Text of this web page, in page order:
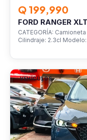
Q 199,990
FORD RANGER
CATEGORÍA:
Cilindraje: 2.3cl
VEHÍCULOS